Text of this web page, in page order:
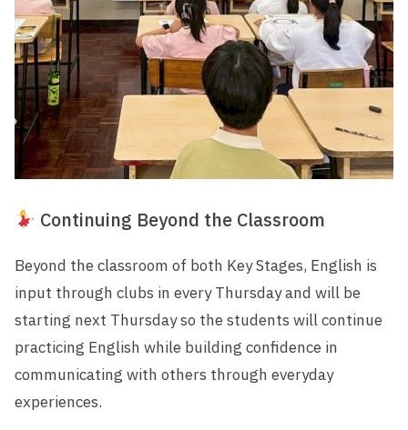
Continuing Beyond the Classroom
Beyond the classroom of both Key Stages, English is
input through clubs in every Thursday and will be
starting next Thursday so the students will continue
practicing English while building confidence in
communicating with others through everyday
experiences.